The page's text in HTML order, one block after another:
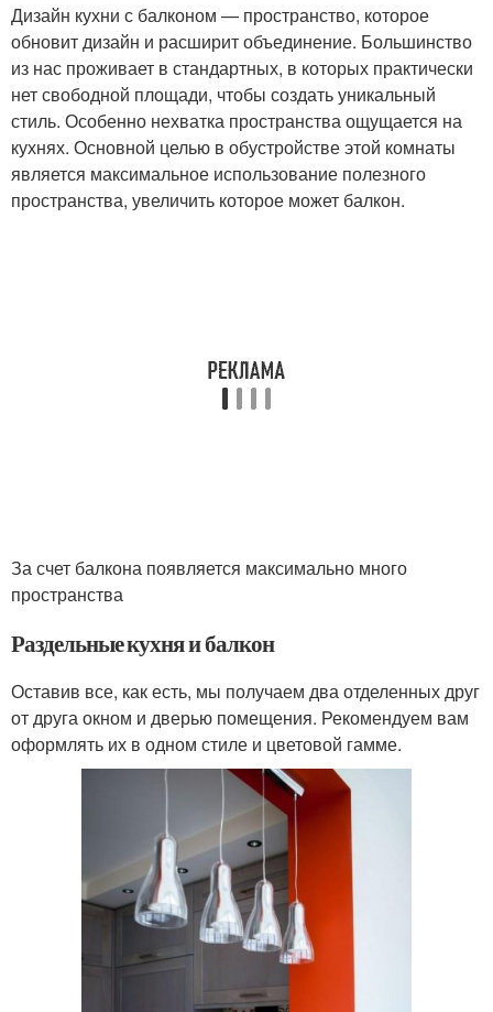
Дизайн кухни с балконом — пространство, которое
обновит дизайн и расширит объединение. Большинство
из нас проживает в стандартных, в которых практически
нет свободной площади, чтобы создать уникальный
стиль. Особенно нехватка пространства ощущается на
кухнях. Основной целью в обустройстве этой комнаты
является максимальное использование полезного
пространства, увеличить которое может балкон.
За счет балкона появляется максимально много
пространства
Раздельные кухня и балкон
Оставив все, как есть, мы получаем два отделенных друг
от друга окном и дверью помещения. Рекомендуем вам
оформлять их в одном стиле и цветовой гамме.